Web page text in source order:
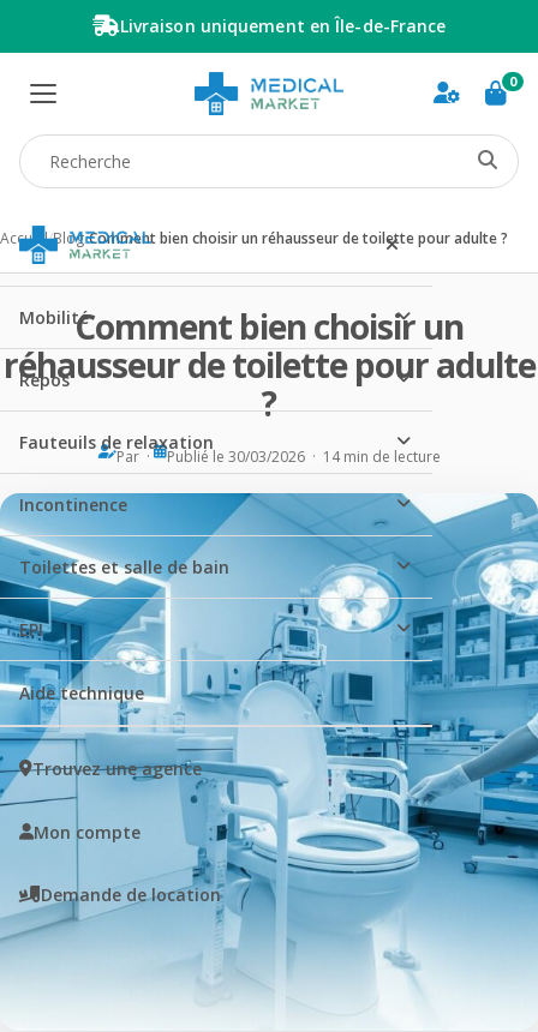
Livraison uniquement en Île-de-France
Recherche produit
0
Mobilité
Repos
Fauteuils de relaxation
Incontinence
Toilettes et salle de bain
EPI
Aide technique
Trouvez une agence
Mon compte
Demande de location
Accueil/Blog/Comment bien choisir un réhausseur de toilette pour adulte ?
Comment bien choisir un
réhausseur de toilette pour adulte
?
Par · Publié le 30/03/2026 · 14 min de lecture